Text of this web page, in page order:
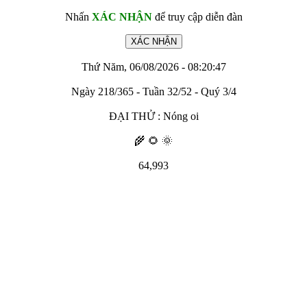
Nhấn XÁC NHẬNđể truy cập diễn đàn
Thứ Năm, 06/08/2026 - 08:20:47
Ngày 218/365 - Tuần 32/52 - Quý 3/4
ĐẠI THỬ : Nóng oi
🌾 🌻 🌞
64,993